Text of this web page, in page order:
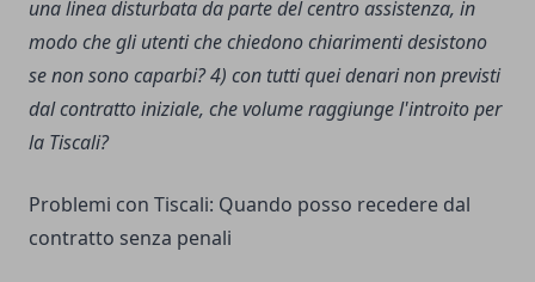
una linea disturbata da parte del centro assistenza, in
modo che gli utenti che chiedono chiarimenti desistono
se non sono caparbi?4) con tutti quei denari non previsti
dal contratto iniziale, che volume raggiunge l'introito per
la Tiscali?
Problemi con Tiscali: Quando posso recedere dal
contratto senza penali